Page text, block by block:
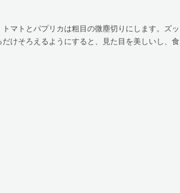
マトとパプリカは粗目の微塵切りにします。ズッ
けそろえるようにすると、見た目を美しいし、食